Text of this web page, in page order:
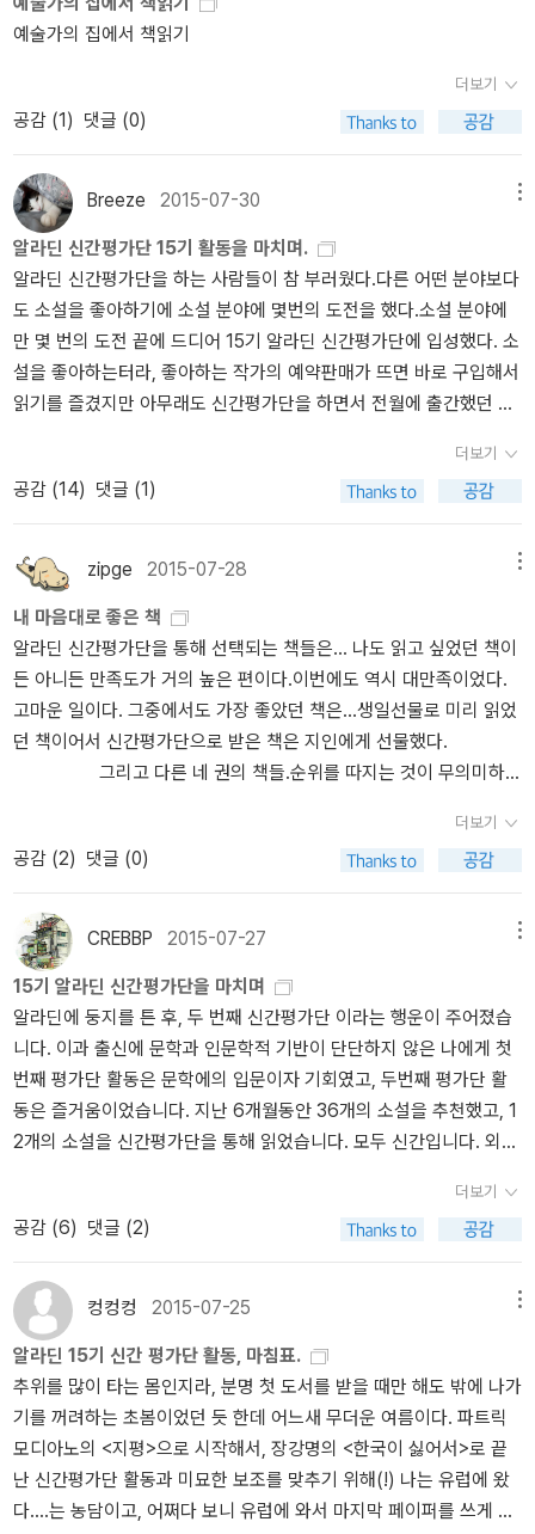
하게 된다고 한다. 무의식중에 끌린다고 함. 작가는 리모노프를 있는
운 법이니까. 편견없이 보는 것이. 그런 점에서 높게 평가해주고 싶은
작품이기도 했다. 재미있게 읽은 소설이다. 리모노프라는 인물에 대
해 궁금하다면 한 번 읽어보는 것도 나쁘지 않을 것이다.
던 것과 같이. 창조론자만이 그런 게 아니었잖아요. 우리는 150년 전
겨우 빛이 무엇인지 파악했습니다. 물리학의 발전에 따라 시공간의
개념도 완전히 바뀌었고요.과학적 사고는 인간 사유가 나아가는 진화
적 양상이라고 생각합니다. 앞으로 더더욱 그렇게 될 것이고요. 아웅
다웅 한들 우리 모두는 원자로 흩어질 존재에 지나지 않겠지만. 어두
운 겨울밤 이 책과 함께 존재의 떨림과 울림을 느껴 보시길.'인간은 울
림이다. 우리는 주변에 존재하는 수많은 떨림에 울림으로 반응한
다.' ※ 커버도 그냥 종이가 아니라 가죽처럼 탄력성이 있어서 촉감 참
좋군요~ 신경 진짜 많이 쓴 티가 남ㅋ ● 책 유혹은 어디에나 있
는데 안 읽을 수 있나. 그럴 수가!알쓸신잡 3에서 김영하 작가가 유시
민 작가에게 엠마뉘엘 카레르 『왕국』 선물한 게 방아쇠가 돼 어째 제
가 카레르 전작 읽기를 하고 있습니다ㅎ 『적』부터 읽기 시작했는데
다양한 시점과 정확하고 간결한 문체가 인상적입니다.『리모노프』도
읽으니 카레르의 특징과 탁월함이 더 잘 느껴집니다. 실화와 실존인
물을 재구성함으로써 '문학의 종말' 소리 꺼져라! 하는 듯한ㅎ! 르포를
살린 글쓰기 때문에 조지 오웰과 비견되던데 그럴 만합니다. 그런가
읽게 됩니다. 읽어볼 책이 아직 많은 작가라 행복한 겨울입니다.
● 20년 전 1일 1사진 텍스트에 둘러싸여 즐겁냐고요. 아니오.
롤랑 바르트 『텍스트의 즐거움』 기록을 찾다가 『롤랑 바르트가 쓴 롤
랑바르트』만 발견했다.'나는 모순적이 아니라, 분산된다'언제 봐도 롤
랑 바르트는 참 말 잘해.'우리는 우리이고, 늘 우리이면서, 한순간이라
도 동일하지 않기 때문에, 모든 것이 우리들 안에서 생겨났다.'- dider
ot 「헬베시우스의 반박」그리고 더 많은 발견.20년 전에도 매일매일
르지 않은 게 새삼스럽지도 않다. 우린 앞으로도 계속 그럴 거니까. 우
린 어쩜 이렇게 비슷할까.BGM은 신해철 <50년 후의 내 모습>상상
적이었으나, 외계지성체의방문과 인류종말의 문제는 과학적 논의를
한다기 보다는 근거없고 허황된 생각들을 풀어놓는다는 인상을 받았
습니다. 사이언스북스에서 중반에 나온 <과학수다>1,2는 몇명의 전
전문 과학자라고 하더라도 서로 조금씩 분야가 다른 사람들이 특정
매우 흥미롭게 읽혔습니다. 해나무에서 나온 책중 <바이올리니스트
의 엄지>는 샘킨의 사라진 스푼을 읽고 인상깊은 글빨에 반해 산 책
이었는데 역시나 실망시키지 않은 책이었습니다. 생명공학과 관련된
지식의 역사를 재미있는 스토리와 함께 소개합니다. 같은 출판사의 <
백미러속의 우주>는 제게는 어려운 책이었지만, 그 텍스트를 읽는 내
내 뭔가 깊이 있는 진실에 근접해가는듯한 기분을 느낄 수 있어서 좋
았습니다. 때로 이해하지는 못해도 그래도 대략 읽을만한 책들이 있
는데 바로 그런 책이었습니다. 그 밖에 에밀리 앤더스의 <프랑켄슈
타인의 고양이>, 진주현 박사의 <뼈가 들려준 이야기>, 대니얼 J 레
비틴의 <정리하는 뇌>, 팀 버케드의 <새의 감각>, 이정모 님의 <공
생, 멸종, 진화>, 랜들 먼로의 <위험한 과학책>을 추려봅니다. 반대
<이상한 나라의 뇌과학>은 깊이없는 사색이 헛되이 허공에 맴도는
느낌이었고, <사물인터넷 실천과 상상편>은 기획도서의 한계를 보여
주었다는 느낌이 들만큼 저자들 사이의 일관성이 부족했습니다. 국
내문학(주로 소설)은 총 29편 정도 읽었는데, 어쩌다보니 장강명 작
가의 책을 가장 많이 읽었습니다. 황정은의 <계속해보겠습니다>, 구
병모의 <그것이 나만이 아니기를>, 장강명의 <그믐, 또는 당신이 세
계를..>, 편혜영의 <선의 법칙>, 김연수의 <파도가 바다의 일이라면
>, 이광재의 <나라없는 나라> 가 기억에 특히 남습니다. 해외문학을
국내 문학보다 훨씬 많이 읽었군요. 총 56권 읽었습니다. 동시대 작
가보다는 고전을 주로 많이 읽다보니 2015년 출판된 책 중 인상 깊었
남자>, <공허한 십자가>, <걸 온더 트레인>. <비포 아이고>, <커져
버린 사소한 거짓말> 재미면에서, 감동면에서, 문학성 면에서 비슷비
슷했습니다. 쉽게 잘 읽히고 그럭저럭 재미있으나, 그걸로 끝인 책들
이지요. 베스트셀러 목록에는 오르지 않았지만 몹시도 좋아하게 된
책 몇 권을 꼽아보겠습니다. 엠마뉘엘 카레르의 <리모노프>, 장미쉘
게나시아의 <구제블눙 낙천주의자 클럽>, 무라카미 류의 <55세부
터 헬로라이프>. 존 윌리엄스의 <스토너>입니다. 올해의 책으로는
스베틀라나 알렉시에비치의 <전쟁은 여자의 얼굴을 하지 않았다>를
데 가주오 이시구로의 <파묻힌 거인>입니다. 하퍼 리의 파수꾼이 엄
청 화제가 된 해였는데, <앵무새죽이기>를 한 학기 동안 영문으로 독
빠르게 읽는 것으로는 전혀 눈치도 채지 못했던 많은 의미들을 캐면
서 하퍼리의 천재성에 감동하게 되었습니다. 친정집에 갔더니 오래된
판이 있어서 읽어봤더니 번역이 이번에 개역된 열린책들 판 보다 훨
씬 감칠맛이 있더군요. 다른 번역자였습니다. 하지만 <파수꾼>에는
실망했고, 오에 겐자브로의 익사는 읽기가 너무 힘들었습니다. 수필,
실용, 예술 책들을 통틀어 기억에 남는 책은, 시리얼이라는 잡지책과
<힐러리 로댐 클린턴>, 이명옥의 <욕망의 힘> 정도가 기억에 남습니
다. 이도 저도 아닌 책이어서 인문 분류에 속한 책도 많지만 어쨌든 인
요. (리뷰 주소를 남기지 않을 경우 선정에서 제외됩니다. 반드시
'가장 최근' 리뷰가 아니어도 됩니다.)3. 15기 신간평가단으로 활동하
(예/아니오) ===============================
======================================
========================신청 기간 : 8월 20일~9
월 6일지원하시기 전에 모집 공지글을 꼭 읽어주세요. 타 분야와의
복수지원이 불가능합니다. 15기 <소설> 분야 신간평가단은 이런 책
들을 읽었습니다. :)아래 도서들에 관심이 가신다면 소설분야에 지원
해주세요.
예술가의 집에서 책읽기
더보기
공감 (1) 댓글 (0)
Breeze 2015-07-30
알라딘 신간평가단 15기 활동을 마치며.
알라딘 신간평가단을 하는 사람들이 참 부러웠다.다른 어떤 분야보다
도 소설을 좋아하기에 소설 분야에 몇번의 도전을 했다.소설 분야에
만 몇 번의 도전 끝에 드디어 15기 알라딘 신간평가단에 입성했다. 소
설을 좋아하는터라, 좋아하는 작가의 예약판매가 뜨면 바로 구입해서
읽기를 즐겼지만 아무래도 신간평가단을 하면서 전월에 출간했던 도
까 즐거운 마음으로 기다렸다. 성격상 먼저 구입해 읽은 책이 나중에
선정되기도 하였지만6개월간의 신간평가단 활동은 책을 추리고, 어
떤 책이 될까 설레고, 책을 기다리고, 책을 받아 읽는 시간을 보낸것
같다.내가 추린 책이 되면 더 좋겠지만많은 사람들이 읽고 싶어하는
도서를 읽는일도 상당한 즐거움이었다. 알라딘에서 시켜주기만 한다
면 신간 출간 기다리는게 어디 문제랴.기꺼이, 느긋하게 기다리리라.
1. 신간평가단 책중 가장 기억에 남았던 책은? 현대문학에서 나온 <
플래너리 오코너>였다. 사실 한 작가의 단편집을 읽는 일은 그다지
어려운 일이 아닌데 리뷰 쓰는 일은 상당히 버겁다. 더군다나 800페
이지에 달하는 두꺼운 단편소설집이었다. 때문에 <플래너리 오코너>
를 읽는 일은 즐거우면서 부담이 가는 일이었다. 신간 평가단의 책으
되었다. 이런 것이 신간평가단이 가진 힘이 아닐까 싶다. 2. 내 마음
대로 좋은 책 베스트 5는? 그 첫번째 책은 장미셸 게나시아의 <구제
불능 낙천주의자 클럽>이었다.한 소년의 눈으로 본 정치와 정치적 망
명자들의 이야기에 시간 가는줄 모르고 빠져 읽었었다. 굉장히 인상
적인 작품이었고, 장미셸 게나시아라는 작가를 만나볼수 있어 좋았던
작품이었다. 묘하게 한달에 두 권의 책인데 반해 이 책을 읽은 달에
는 소설이 두 권씩 네 권의 작품을 읽어야 해서 상당히 부담감으로 다
가왔었다. 하지만 출간전부터 기다렸던 작품이었기에 즐거운 마음으
로 책을 기다렸고 읽게 되었다.셜록 홈즈 시리즈를 썼던 아서 코난 도
일과 조지의 이야기에 흠뻑 빠져 셜록 홈즈 같은 코난 도일을 만나볼
수 있었다. 평생에 걸친 소설에 대한 심오한 작업. 유년시절에 익사
한 아버지. 소설가가 되고 난뒤 평생을 익사소설에 바쳐왔던 한 소설
꾸 과거속으로 파고 들어가면서 과거와 조우하며 화해를 꾀하는 작품
작가의 책을 처음 읽었는데, 이 작품은 경쟁력이 없어 한국에서 못살
겠다며 호주로 이민가는 계나라는 한 여성이 들려주는 이야기이
다. 한국을 떠난 이유는 별다른 스펙도 없는 여성이 한국에서 행복해
지지 않아서, 더 행복해지고 싶어 떠난 이야기라 더 공감할수 있었다.
그래도 외국보다는 한국이 낫지 않을까, 이게 나의 결론이었다. 이
책을 읽는 일은 상당히 어려운 일이었다. 이름 외우기도 어려웠고, 지
명도 익숙치 않아 애를 먹은 작품이었다. 그럼에도 이 작품을 베스트
에 넣은 이유는 이 작품으로 인해 러시아 역사를 조금 접했다는 사실
더보기
공감 (14) 댓글 (1)
zipge 2015-07-28
내 마음대로 좋은 책
알라딘 신간평가단을 통해 선택되는 책들은... 나도 읽고 싶었던 책이
든 아니든 만족도가 거의 높은 편이다.이번에도 역시 대만족이었다.
고마운 일이다. 그중에서도 가장 좋았던 책은...생일선물로 미리 읽었
던 책이어서 신간평가단으로 받은 책은 지인에게 선물했다.
그리고 다른 네 권의 책들.순위를 따지는 것이 무의미하게
더보기
공감 (2) 댓글 (0)
CREBBP 2015-07-27
15기 알라딘 신간평가단을 마치며
알라딘에 둥지를 튼 후, 두 번째 신간평가단 이라는 행운이 주어졌습
니다. 이과 출신에 문학과 인문학적 기반이 단단하지 않은 나에게 첫
번째 평가단 활동은 문학에의 입문이자 기회였고, 두번째 평가단 활
동은 즐거움이었습니다. 지난 6개월동안 36개의 소설을 추천했고, 1
2개의 소설을 신간평가단을 통해 읽었습니다. 모두 신간입니다. 외국
이 많았습니다. 매달 하는 투표지만, 책 선정 작업이 끝나기 전까지 무
슨 책이 선정될까 무척 궁금해집니다. 발표할 때까지 기다리기 힘들
어 자주 일일히 클릭질을 해가며 카운트를 해대고, 포스트를 했습니
다. 덕분에 출판계와 문학의 흐름을 대략이나마 조망해볼 수 있었습
니다. 1~2표 차로 선정에서 밀려난 좋은 책들도 만날 수 있는 행운을
만났습니다. 안그러면 마케팅과 이상한 시장의 법칙에 좌우되는 베스
트셀러에나 의지할 뻔 했습니다. 선정단 도서로 읽은 책들 중 다섯 개
를 선정하기는 매우 쉬웠습니다. 이 중에서 <구제불능 낙천주의자 클
럽>을 베스트로 뽑습니다. 쉽고 재미있고 서사가 풍부하고 많은 생각
을 던져주는, 소설이 갖추어야 할 모든 요소를 아주 골고루 갖춘 책이
었습니다. 감사합니다.
더보기
공감 (6) 댓글 (2)
컹컹컹 2015-07-25
알라딘 15기 신간 평가단 활동, 마침표.
추위를 많이 타는 몸인지라, 분명 첫 도서를 받을 때만 해도 밖에 나가
기를 꺼려하는 초봄이었던 듯 한데 어느새 무더운 여름이다. 파트릭
모디아노의 <지평>으로 시작해서, 장강명의 <한국이 싫어서>로 끝
난 신간평가단 활동과 미묘한 보조를 맞추기 위해(!) 나는 유럽에 왔
다....는 농담이고, 어쩌다 보니 유럽에 와서 마지막 페이퍼를 쓰게 됐